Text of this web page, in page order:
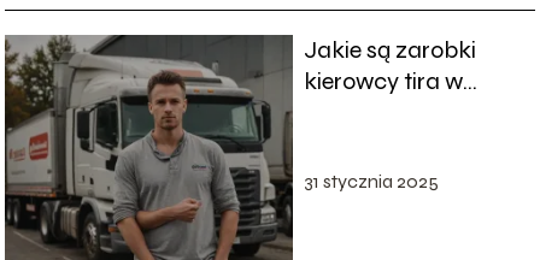
Jakie są zarobki
kierowcy tira w
31 stycznia 2025